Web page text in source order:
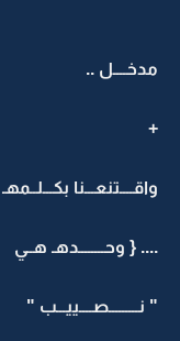
مدخــــل ..
+
واقــــتنعـــنا بكـــلــمهـ
.... { وحــــــــدهـ هــي
" نـــــــــصــــييـــب "